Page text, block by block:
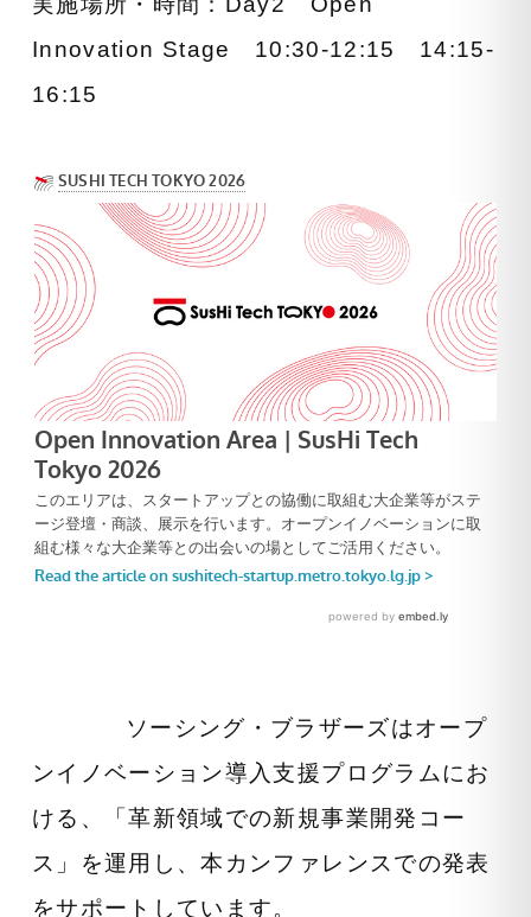
Innovation Stage 10:30-12:15 14:15-
16:15
ソーシング・ブラザーズはオープ
ンイノベーション導入支援プログラムにお
ける、「革新領域での新規事業開発コー
ス」を運用し、本カンファレンスでの発表
をサポートしています。